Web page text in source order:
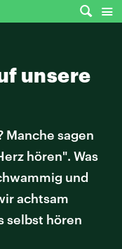
unsere
sagen
hören". Was
und
achtsam
selbst hören